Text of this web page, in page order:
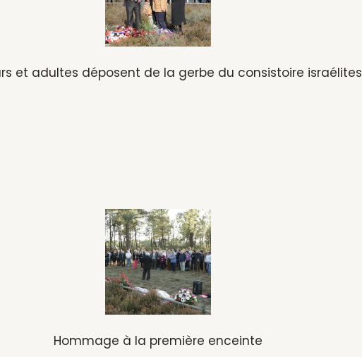
et adultes déposent de la gerbe du consistoire israélites
Hommage à la première enceinte